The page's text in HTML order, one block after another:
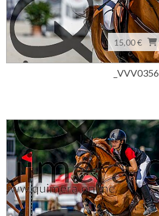
15,00 €
_VVV0356